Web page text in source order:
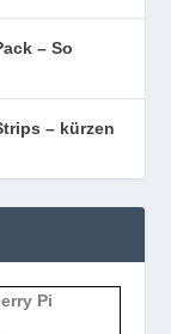
– So
– kürzen
Pi